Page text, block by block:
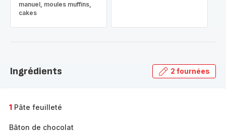
manuel, moules muffins,
cakes
Ingrédients 2 fournées
1 Pâte feuilleté
Bâton de chocolat